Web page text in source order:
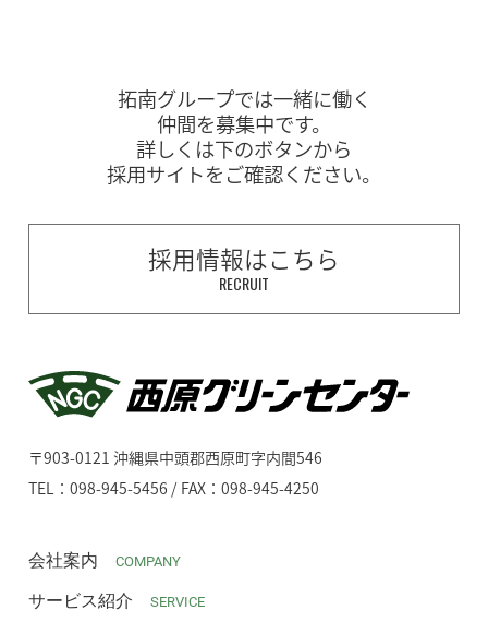
拓南グループでは一緒に働く
仲間を募集中です。
詳しくは下のボタンから
採用サイトをご確認ください。
採用情報はこちら
RECRUIT
〒903-0121 沖縄県中頭郡西原町字内間546
TEL：098-945-5456 / FAX：098-945-4250
会社案内 COMPANY
サービス紹介 SERVICE